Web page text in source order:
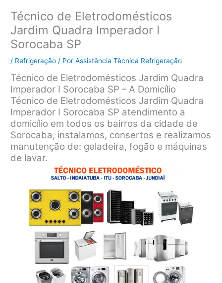
Técnico de Eletrodomésticos
Jardim Quadra Imperador I
Sorocaba SP
/ Refrigeração / PorAssistência Técnica Refrigeração
Técnico de Eletrodomésticos Jardim Quadra
Imperador I Sorocaba SP – A Domicílio
Técnico de Eletrodomésticos Jardim Quadra
Imperador I Sorocaba SP atendimento a
domicílio em todos os bairros da cidade de
Sorocaba, instalamos, consertos e realizamos
manutenção de: geladeira, fogão e máquinas
de lavar.